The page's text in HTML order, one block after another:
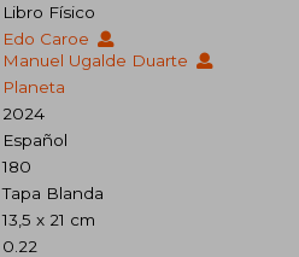
Libro Físico
Edo Caroe
Manuel Ugalde Duarte
Planeta
2024
Español
180
Tapa Blanda
13,5 x 21 cm
0.22